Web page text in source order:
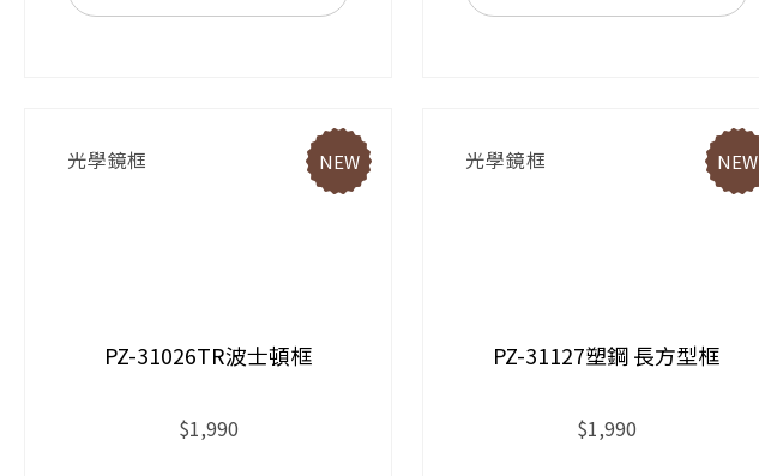
光學鏡框 NEW
PZ-31026TR波士頓框
$1,990
光學鏡框 NEW
PZ-31127塑鋼 長方型框
$1,990